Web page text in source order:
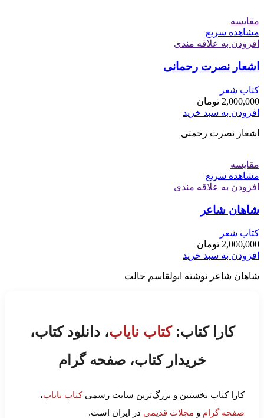
مقایسه
مشاهده سریع
افزودن به علاقه مندی
اشعار نصرت رحمانی
کتاب شعر
2,000,000 تومان
افزودن به سبد خرید
اشعار نصرت رحمتی
مقایسه
مشاهده سریع
افزودن به علاقه مندی
شاهان شاعر
کتاب شعر
2,000,000 تومان
افزودن به سبد خرید
شاهان شاعر نوشته ابولقاسم حالت
کارا کتاب:کتاب نایاب، دانلود کتاب،
خریدار کتاب، صفحه گرام
کارا کتاب نخستین و بزرگ‌ترین سایت رسمیکتاب نایاب،
صفحه گرام و مجلات قدیمی در ایران است.